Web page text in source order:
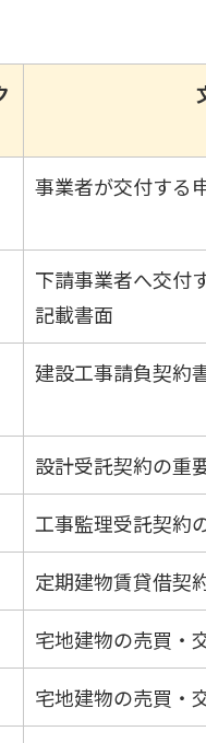
事業者が交付する
下請事業者へ交付
記載書面
建設工事請負契約
設計受託契約の重
工事監理受託契約
定期建物賃貸借契
宅地建物の売買・
宅地建物の売買・